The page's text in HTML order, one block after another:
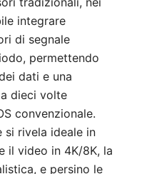
integrare
di segnale
permettendo
dati e una
dieci volte
convenzionale.
si rivela ideale in
il video in 4K/8K, la
e persino le